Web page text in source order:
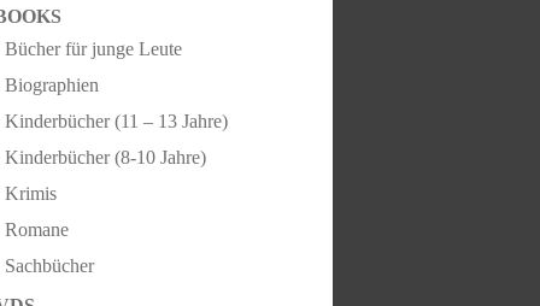
Bücher für junge Leute
Biographien
Kinderbücher (11 – 13 Jahre)
Kinderbücher (8-10 Jahre)
Krimis
Romane
Sachbücher